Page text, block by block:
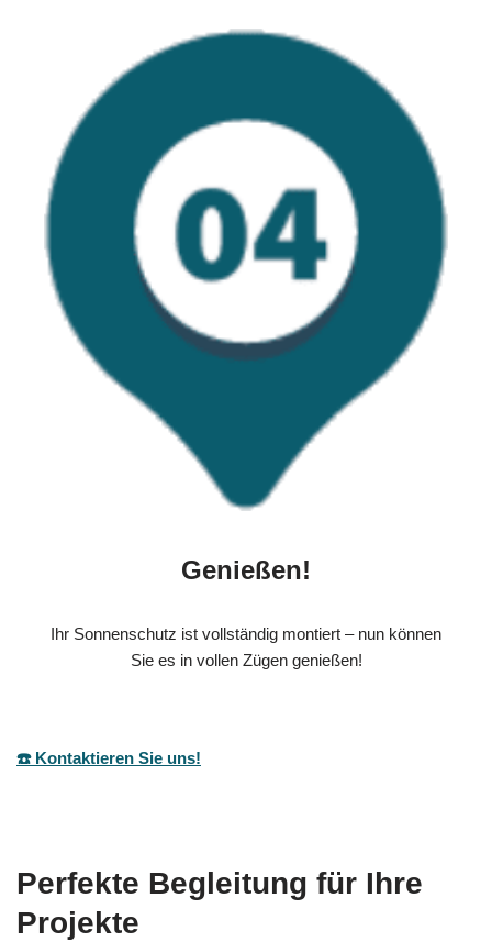
Genießen!
Ihr Sonnenschutz ist vollständig montiert – nun können
Sie es in vollen Zügen genießen!
☎️ Kontaktieren Sie uns!
Perfekte Begleitung für Ihre
Projekte